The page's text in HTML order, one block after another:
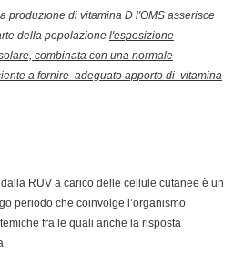
produzione di vitamina D l'OMS asserisce
della popolazione l'esposizione
combinata con una normale
a fornire adeguato apporto di vitamina
RUV a carico delle cellule cutanee è un
periodo che coinvolge l’organismo
fra le quali anche la risposta